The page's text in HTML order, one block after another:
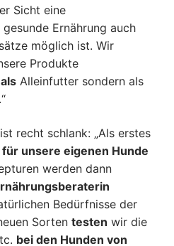
Sicht eine
Ernährung auch
möglich ist. Wir
Produkte
als Alleinfutter sondern als
.“
recht schlank: „Als erstes
für unsere eigenen Hunde
werden dann
Bedürfnisse der
Sorten testen wir die
bei den Hunden von